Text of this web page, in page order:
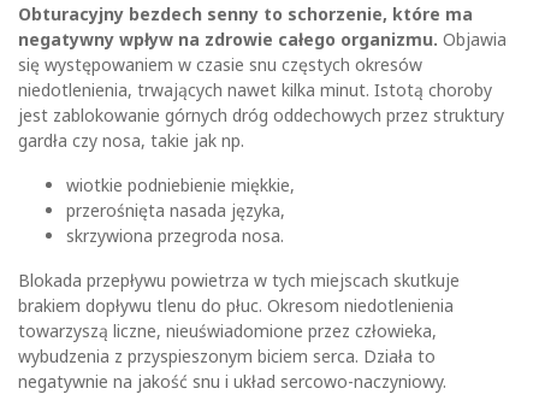
Obturacyjny bezdech senny to schorzenie, które ma
negatywny wpływ na zdrowie całego organizmu. Objawia
się występowaniem w czasie snu częstych okresów
niedotlenienia, trwających nawet kilka minut. Istotą choroby
jest zablokowanie górnych dróg oddechowych przez struktury
gardła czy nosa, takie jak np.
wiotkie podniebienie miękkie,
przerośnięta nasada języka,
skrzywiona przegroda nosa.
Blokada przepływu powietrza w tych miejscach skutkuje
brakiem dopływu tlenu do płuc. Okresom niedotlenienia
towarzyszą liczne, nieuświadomione przez człowieka,
wybudzenia z przyspieszonym biciem serca. Działa to
negatywnie na jakość snu i układ sercowo-naczyniowy.